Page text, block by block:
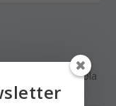
Wymagane pola